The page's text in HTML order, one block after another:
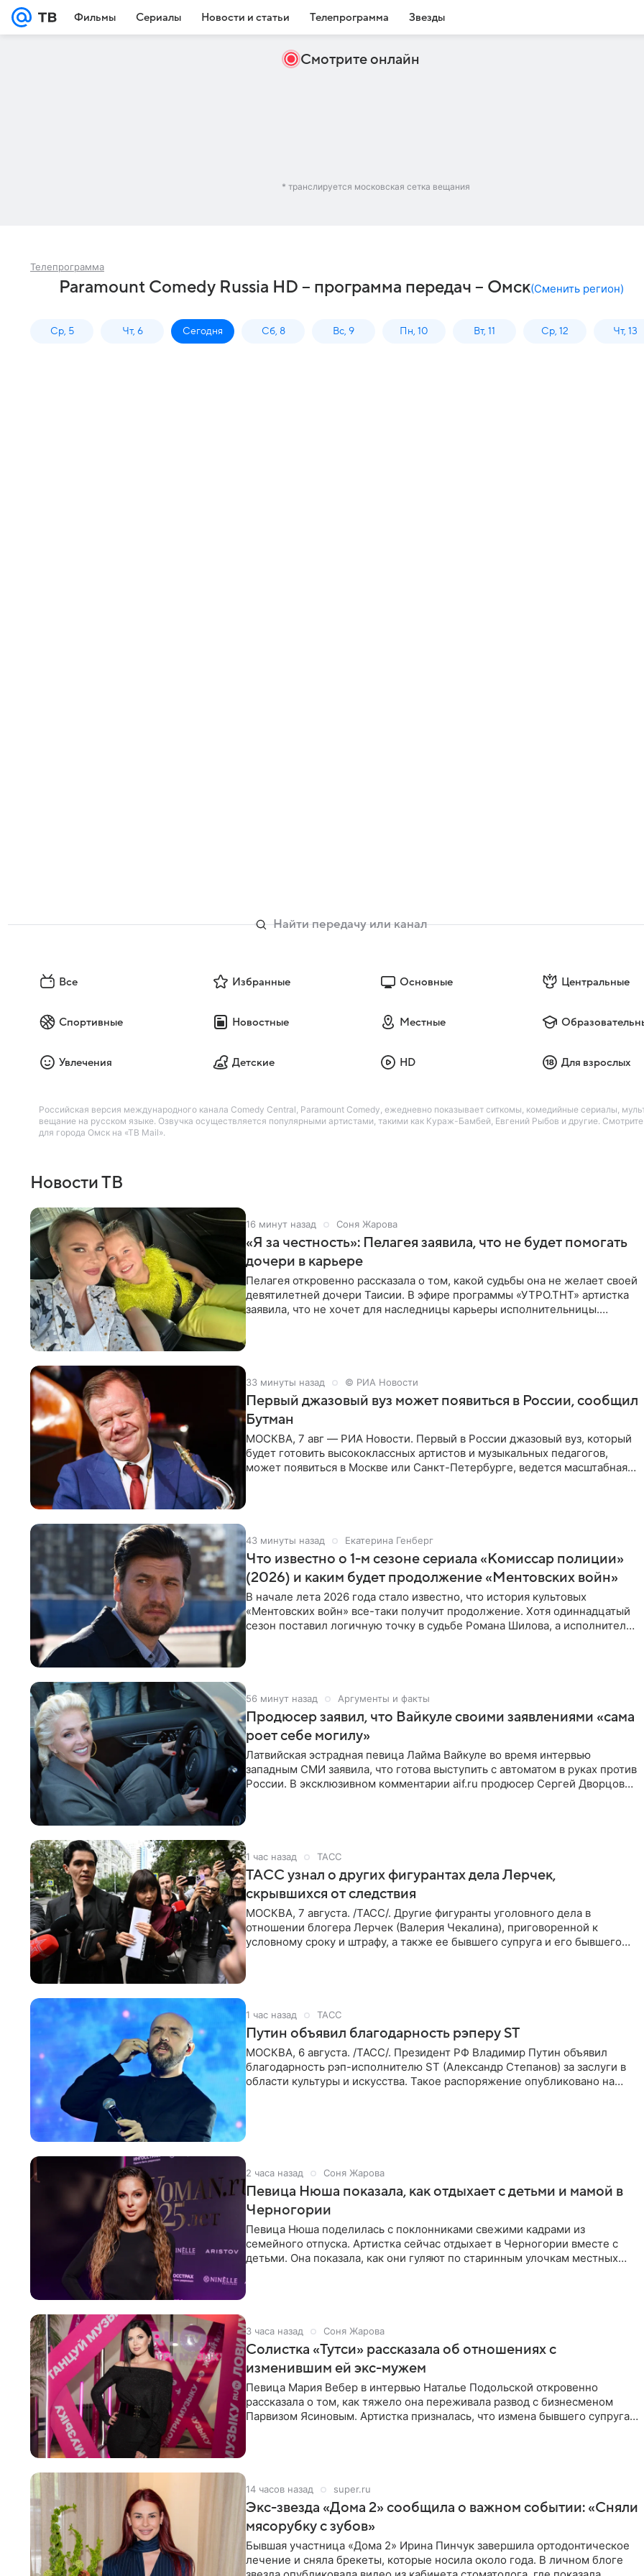
Фильмы Сериалы Новости и статьи Телепрограмма Звезды
Смотрите онлайн
* транслируется московская сетка вещания
Телепрограмма
Paramount Comedy Russia HD – программа передач – Омск(Сменить регион)
Ср, 5 Чт, 6 Сегодня Сб, 8 Вс, 9 Пн, 10 Вт, 11 Ср, 12 Чт, 13
Все Избранные Основные Центральные
Спортивные Новостные Местные
Увлечения Детские HD Для взрослых
Российская версия международного канала Comedy Central, Paramount Comedy, ежедневно показывает ситкомы, комедийные сериалы,
вещание на русском языке. Озвучка осуществляется популярными артистами, такими как Кураж-Бамбей, Евгений Рыбов и другие.
для города Омск на «ТВ Mail».
Новости ТВ
16 минут назад Соня Жарова
«Я за честность»: Пелагея заявила, что не будет помогать
дочери в карьере
Пелагея откровенно рассказала о том, какой судьбы она не желает своей
девятилетней дочери Таисии. В эфире программы «УТРО.ТНТ» артистка
заявила, что не хочет для наследницы карьеры исполнительницы.
33 минуты назад © РИА Новости
Первый джазовый вуз может появиться в России, сообщил
Бутман
МОСКВА, 7 авг — РИА Новости. Первый в России джазовый вуз, который
будет готовить высококлассных артистов и музыкальных педагогов,
может появиться в Москве или Санкт-Петербурге, ведется масштабная
43 минуты назад Екатерина Генберг
Что известно о 1-м сезоне сериала «Комиссар полиции»
(2026) и каким будет продолжение «Ментовских войн»
В начале лета 2026 года стало известно, что история культовых
«Ментовских войн» все-таки получит продолжение. Хотя одиннадцатый
сезон поставил логичную точку в судьбе Романа Шилова, а исполнитель
56 минут назад Аргументы и факты
Продюсер заявил, что Вайкуле своими заявлениями «сама
роет себе могилу»
Латвийская эстрадная певица Лайма Вайкуле во время интервью
западным СМИ заявила, что готова выступить с автоматом в руках против
России. В эксклюзивном комментарии aif.ru продюсер Сергей Дворцов
1 час назад ТАСС
ТАСС узнал о других фигурантах дела Лерчек,
скрывшихся от следствия
МОСКВА, 7 августа. /ТАСС/. Другие фигуранты уголовного дела в
отношении блогера Лерчек (Валерия Чекалина), приговоренной к
условному сроку и штрафу, а также ее бывшего супруга и его бывшего
1 час назад ТАСС
Путин объявил благодарность рэперу ST
МОСКВА, 6 августа. /ТАСС/. Президент РФ Владимир Путин объявил
благодарность рэп-исполнителю ST (Александр Степанов) за заслуги в
области культуры и искусства. Такое распоряжение опубликовано на
2 часа назад Соня Жарова
Певица Нюша показала, как отдыхает с детьми и мамой в
Черногории
Певица Нюша поделилась с поклонниками свежими кадрами из
семейного отпуска. Артистка сейчас отдыхает в Черногории вместе с
детьми. Она показала, как они гуляют по старинным улочкам местных
3 часа назад Соня Жарова
Солистка «Тутси» рассказала об отношениях с
изменившим ей экс-мужем
Певица Мария Вебер в интервью Наталье Подольской откровенно
рассказала о том, как тяжело она переживала развод с бизнесменом
Парвизом Ясиновым. Артистка призналась, что измена бывшего супруга
14 часов назад super.ru
Экс-звезда «Дома 2» сообщила о важном событии: «Сняли
мясорубку с зубов»
Бывшая участница «Дома 2» Ирина Пинчук завершила ортодонтическое
лечение и сняла брекеты, которые носила около года. В личном блоге